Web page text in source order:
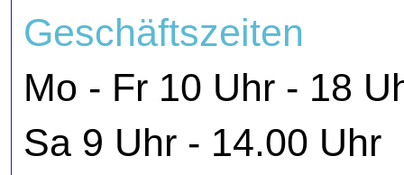
Geschäftszeiten
Mo - Fr 10 Uhr -
Sa 9 Uhr - 14.00 Uhr